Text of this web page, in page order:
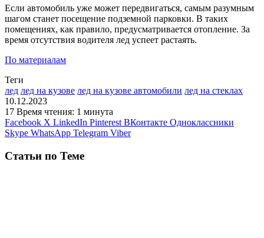
Если автомобиль уже может передвигаться, самым разумным
шагом станет посещение подземной парковки. В таких
помещениях, как правило, предусматривается отопление. За
время отсутствия водителя лед успеет растаять.
По материалам
Теги
лед лед на кузове лед на кузове автомобили лед на стеклах
10.12.2023
17 Время чтения: 1 минута
Facebook X LinkedIn Pinterest ВКонтакте Одноклассники
Skype WhatsApp Telegram Viber
Статьи по Теме